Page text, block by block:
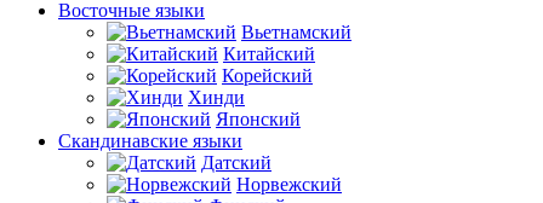
Восточные языки
Вьетнамский
Китайский
Корейский
Хинди
Японский
Скандинавские языки
Датский
Норвежский